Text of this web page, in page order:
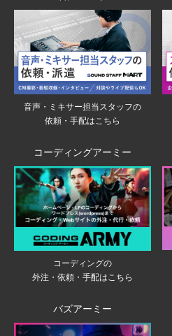
音声・ミキサー担当スタッフの
依頼・手配はこちら
コーディングアーミー
コーディングの
外注・依頼・手配はこちら
バズアーミー